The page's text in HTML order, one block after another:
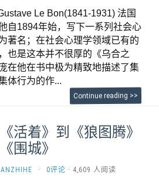
Le Bon(1841-1931) 法国
自1894年始，写下一系列社会心
著名；在社会心理学领域已有的
也是这本并不很厚的《乌合之
在他在书中极为精致地描述了集
体行为的作...
Continue reading >>
活着》到《狼图腾》
《围城》
ANZHIHE · 0评论 · 4,609 人阅读